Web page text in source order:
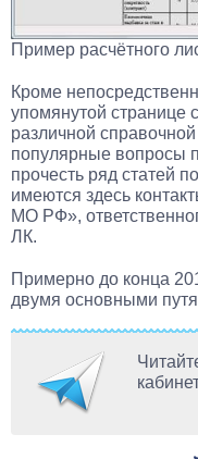
Пример расчётного
Кроме
упомянутой странице
различной
популярные вопросы
прочесть ряд статей
имеются здесь
МО РФ»,
ЛК.
Примерно до конца
двумя основными